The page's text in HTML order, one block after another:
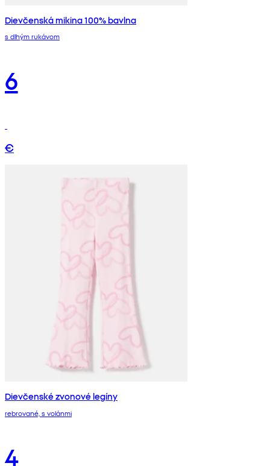
Dievčenská mikina 100% bavlna
s dlhým rukávom
6
€
Dievčenské zvonové legíny
rebrované, s volánmi
4